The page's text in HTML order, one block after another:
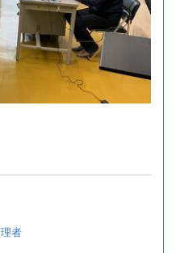
者